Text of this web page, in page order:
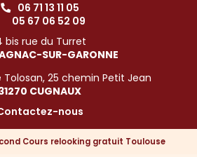
06 71 13 11 05
05 67 06 52 09
bis rue du Turret
SUR-GARONNE
Tolosan, 25 chemin Petit Jean
CUGNAUX
nous
Cours relooking gratuit Toulouse